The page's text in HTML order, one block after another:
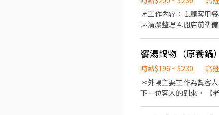
營管理，例如：成本控
度，加班費為5分鐘為
牌 ⭕基本保障 ①加班費(以5分鐘為單位計算) ②勞保、健保、意外險 ③每月提撥勞工退休新制6% ④特休／年假按照勞基法規定
⑤颱風天出勤津貼補助 ⑥員工店內
實習生 福利制度完善，
📌工作內容： 1.顧客用
區清潔整理 4.開店前準備及閉店整理作業 ➖➖➖➖💯員工福利💯➖➖➖➖ ✅
體檢 ✔️無抽成✔️最新職缺✔️快速上工✔️服務第一 🤩 #主管，夥伴親切，工作可以帶來成就感，歡迎ㄧ起來工作 外場兼職服務員
(挑戰時薪250元) 時薪:200-230 【
服務。 3、專業介紹餐點，同時善於銷售，提升餐
進到任何一間集團的餐廳，本人憑員工證【
私雙層保障，家人放心你也安心 ☆ 以為獎金只有年終和績效 1. 同學們那你就錯囉~我們還有【在學
錢也
饗湯鍋物（原養鍋
時薪$196 ~ $230
高
＊外場主要工作為幫客
下一位客人的到來。 【老闆下令計時人員也要好好照顧】 時薪$196~$230(依照能力表現考核） 試用期$196，培訓完成依能力調